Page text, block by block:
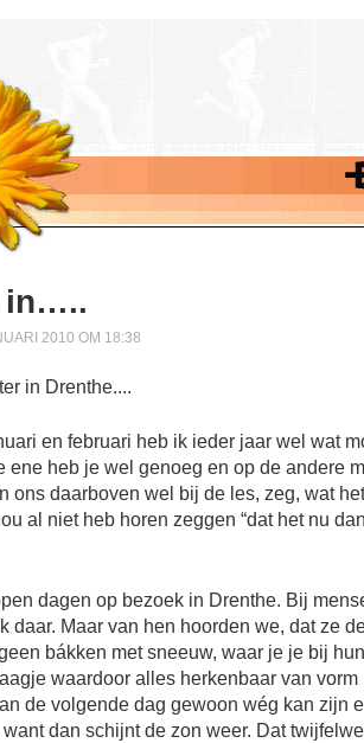
in…..
2010 OM 18:38
en februari heb ik ieder jaar wel wat
ene heb je wel genoeg en op de andere
ons daarboven wel bij de les, zeg, wat
al niet heb horen zeggen “dat het nu
dagen op bezoek in Drenthe. Bij
daar. Maar van hen hoorden we, dat ze
bákken met sneeuw, waar je je bij
waardoor alles herkenbaar van
de volgende dag gewoon wég kan zijn
dan schijnt de zon weer. Dat